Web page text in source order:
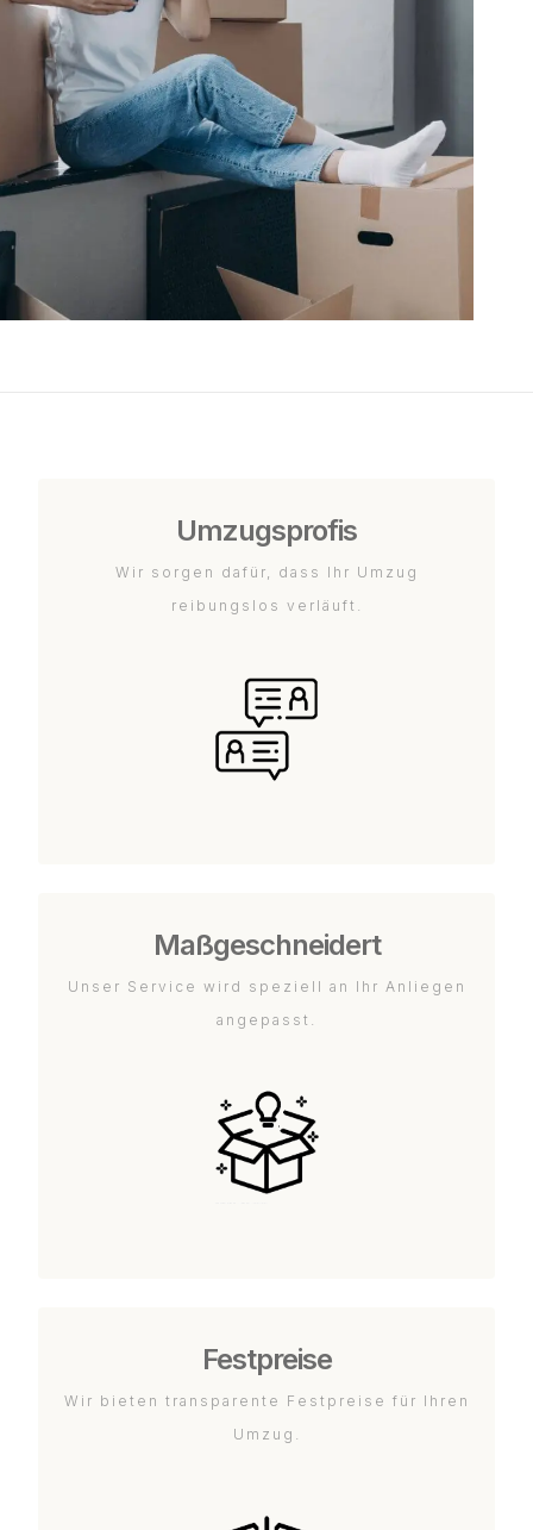
Umzugsprofis
Wir sorgen dafür, dass Ihr Umzug
reibungslos verläuft.
Maßgeschneidert
Unser Service wird speziell an Ihr Anliegen
angepasst.
Festpreise
Wir bieten transparente Festpreise für Ihren
Umzug.